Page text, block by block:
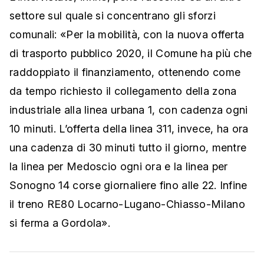
settore sul quale si concentrano gli sforzi
comunali: «Per la mobilità, con la nuova offerta
di trasporto pubblico 2020, il Comune ha più che
raddoppiato il finanziamento, ottenendo come
da tempo richiesto il collegamento della zona
industriale alla linea urbana 1, con cadenza ogni
10 minuti. L’offerta della linea 311, invece, ha ora
una cadenza di 30 minuti tutto il giorno, mentre
la linea per Medoscio ogni ora e la linea per
Sonogno 14 corse giornaliere fino alle 22. Infine
il treno RE80 Locarno-Lugano-Chiasso-Milano
si ferma a Gordola».